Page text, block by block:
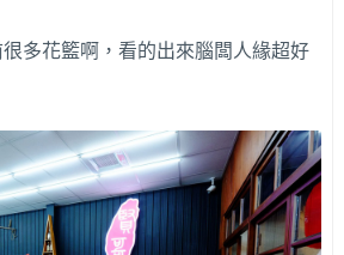
多花籃啊，看的出來腦闆人緣超好